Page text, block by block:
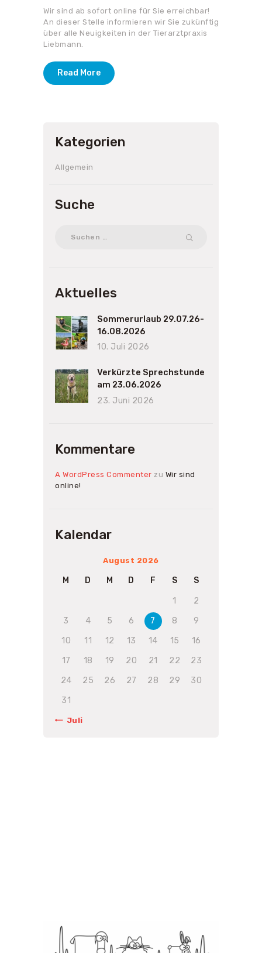
Wir sind ab sofort online für Sie erreichbar!
An dieser Stelle informieren wir Sie zukünftig
über alle Neuigkeiten in der Tierarztpraxis
Liebmann.
Read More
Kategorien
Allgemein
Suche
nach:
Aktuelles
Sommerurlaub 29.07.26-
16.08.2026
10. Juli 2026
Verkürzte Sprechstunde
am 23.06.2026
23. Juni 2026
Kommentare
A WordPress Commenter zu Wir sind
online!
Kalendar
August 2026
M D M D F S S
1
2
3
4 5 6 7 8
9
10
11 12 13 14 15
16
17
18 19 20 21 22
23
24
25 26 27 28 29
30
31
« Juli